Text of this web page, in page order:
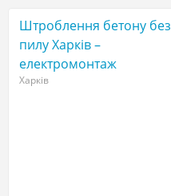
Штроблення бетону без
пилу Харків –
електромонтаж
Харків